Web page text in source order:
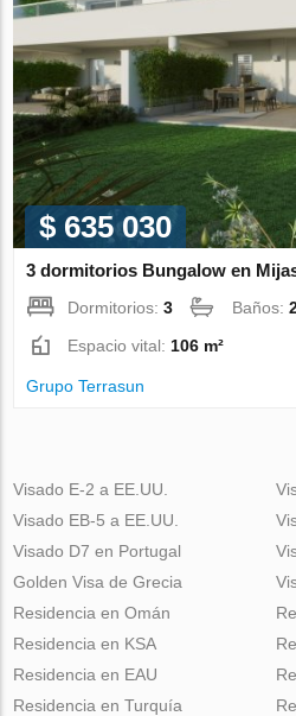
$ 635 030
3 dormitorios Bungalow en
Dormitorios:3 Baños:
Espacio vital: 106 m²
Grupo Terrasun
Visado E-2 a EE.UU.
Visado EB-5 a EE.UU.
Visado D7 en Portugal
Golden Visa de Grecia
Residencia en Omán
Residencia en KSA
Residencia en EAU
Residencia en Turquía